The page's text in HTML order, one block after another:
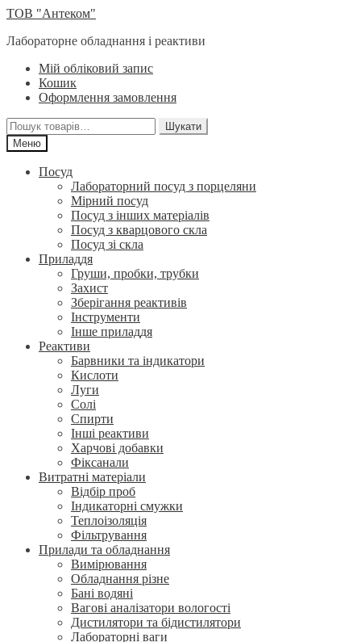
Перейти
навігації
Перейти
вмісту
ТОВ "Антеком"
Лабораторне обладнання і реактиви
Мій обліковий запис
Кошик
Оформлення замовлення
Шукати:
Шукати
Меню
Посуд
Лабораторний посуд з порцеляни
Мірний посуд
Посуд з інших матеріалів
Посуд з кварцового скла
Посуд зі скла
Приладдя
Груши, пробки, трубки
Захист
Зберігання реактивів
Інструменти
Інше приладдя
Реактиви
Барвники та індикатори
Кислоти
Луги
Солі
Спирти
Інші реактиви
Харчові добавки
Фіксанали
Витратні матеріали
Відбір проб
Індикаторні смужки
Теплоізоляція
Фільтрування
Прилади та обладнання
Вимірювання
Обладнання різне
Бані водяні
Вагові аналізатори вологості
Дистилятори та бідистилятори
Лабораторні ваги